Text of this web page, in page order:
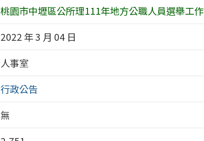
桃園市中壢區公所理111年地方公職人員選舉工
2022 年 3 月 04 日
人事室
行政公告
無